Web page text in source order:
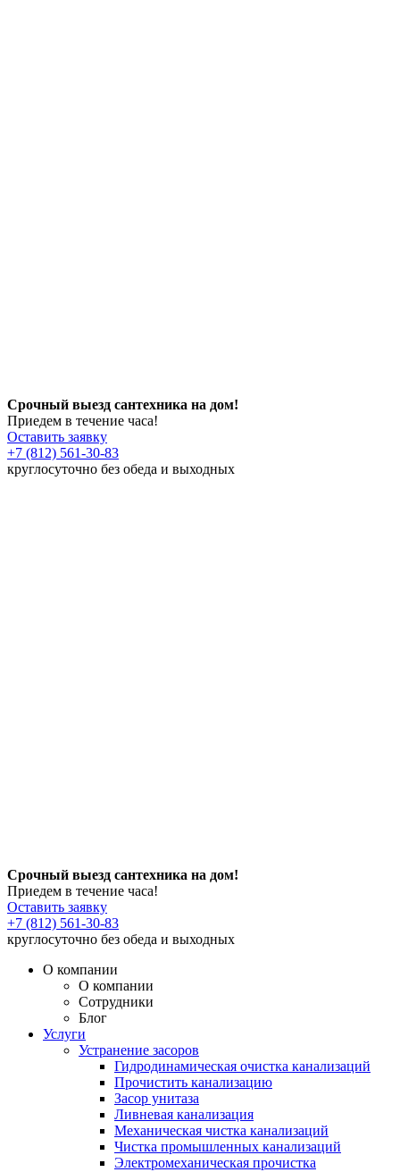
Срочный выезд сантехника на дом!
Приедем в течение часа!
Оставить заявку
+7 (812) 561-30-83
круглосуточно без обеда и выходных
Срочный выезд сантехника на дом!
Приедем в течение часа!
Оставить заявку
+7 (812) 561-30-83
круглосуточно без обеда и выходных
О компании
О компании
Сотрудники
Блог
Услуги
Устранение засоров
Гидродинамическая очистка канализаций
Прочистить канализацию
Засор унитаза
Ливневая канализация
Механическая чистка канализаций
Чистка промышленных канализаций
Электромеханическая прочистка